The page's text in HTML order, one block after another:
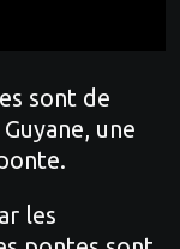
sont de
une
les